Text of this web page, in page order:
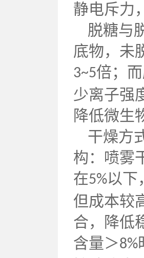
静电斥力
脱糖与
底物，未
3~5倍；
少离子强
降低微生
干燥方
构：喷雾
在5%以下
但成本较
合，降低
含量＞8%